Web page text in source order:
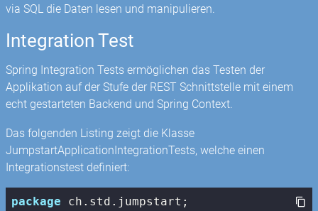
via SQL die Daten lesen und manipulieren.
Integration Test
Spring Integration Tests ermöglichen das Testen der
Applikation auf der Stufe der REST Schnittstelle mit einem
echt gestarteten Backend und Spring Context.
Das folgenden Listing zeigt die Klasse
JumpstartApplicationIntegrationTests, welche einen
Integrationstest definiert:
package ch.std.jumpstart;